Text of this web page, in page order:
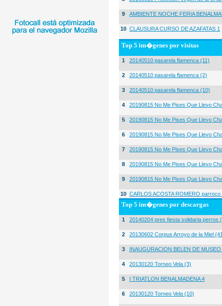
9 AMBIENTE NOCHE FERIA
10 CLAUSURA CURSO DE AZAFATAS 1
Top 5 im�genes por visitas
1 20140510 pasarela flamenca (11)
2 20140510 pasarela flamenca (2)
3 20140510 pasarela flamenca (10)
4 20190815 No Me Pises Que Llevo
5 20190815 No Me Pises Que Llevo
6 20190815 No Me Pises Que Llevo
7 20190815 No Me Pises Que Llevo
8 20190815 No Me Pises Que Llevo
9 20190815 No Me Pises Que Llevo
10 CARLOS ACOSTA ROMERO
Top 5 im�genes por descargas
1 20140204 pres fiesta solidaria perros
2 20130602 Corpus Arroyo de la Miel
3 INAUGURACION BELEN DE
4 20130120 Torneo Vela (3)
5 I TRIATLON BENALMADENA 4
6 20130120 Torneo Vela (10)